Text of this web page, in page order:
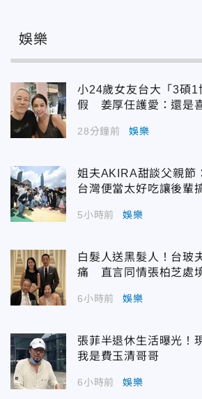
娛樂
小24歲女友台大「3碩1
假 姜厚任護愛：還是
28分鐘前 娛樂
姐夫AKIRA甜談父親
台灣便當太好吃讓後輩
5小時前 娛樂
白髮人送黑髮人！台玻
痛 直言同情張柏芝處
6小時前 娛樂
張菲半退休生活曝光！
我是費玉清哥哥
6小時前 娛樂